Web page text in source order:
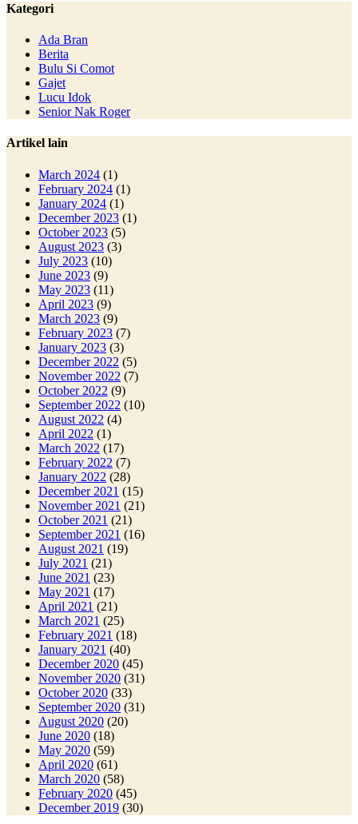
Kategori
Ada Bran
Berita
Bulu Si Comot
Gajet
Lucu Idok
Senior Nak Roger
Artikel lain
March 2024 (1)
February 2024 (1)
January 2024 (1)
December 2023 (1)
October 2023 (5)
August 2023 (3)
July 2023 (10)
June 2023 (9)
May 2023 (11)
April 2023 (9)
March 2023 (9)
February 2023 (7)
January 2023 (3)
December 2022 (5)
November 2022 (7)
October 2022 (9)
September 2022 (10)
August 2022 (4)
April 2022 (1)
March 2022 (17)
February 2022 (7)
January 2022 (28)
December 2021 (15)
November 2021 (21)
October 2021 (21)
September 2021 (16)
August 2021 (19)
July 2021 (21)
June 2021 (23)
May 2021 (17)
April 2021 (21)
March 2021 (25)
February 2021 (18)
January 2021 (40)
December 2020 (45)
November 2020 (31)
October 2020 (33)
September 2020 (31)
August 2020 (20)
June 2020 (18)
May 2020 (59)
April 2020 (61)
March 2020 (58)
February 2020 (45)
December 2019 (30)